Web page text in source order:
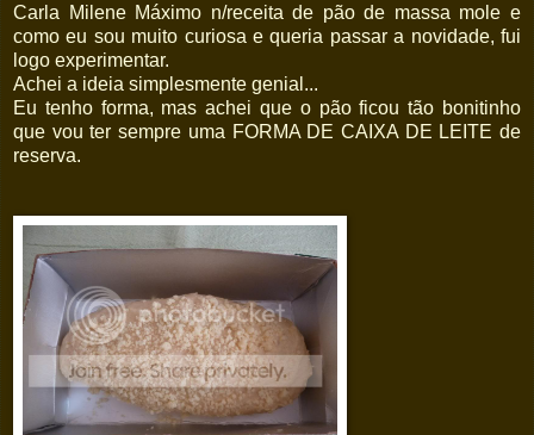
Carla Milene Máximo n/receita de pão de massa mole e
como eu sou muito curiosa e queria passar a novidade, fui
logo experimentar.
Achei a ideia simplesmente genial...
Eu tenho forma, mas achei que o pão ficou tão bonitinho
que vou ter sempre uma FORMA DE CAIXA DE LEITE de
reserva.